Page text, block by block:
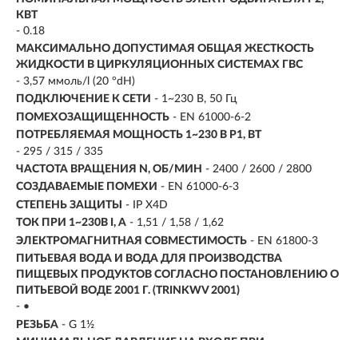
КВТ
- 0.18
МАКСИМАЛЬНО ДОПУСТИМАЯ ОБЩАЯ ЖЕСТКОСТЬ
ЖИДКОСТИ В ЦИРКУЛЯЦИОННЫХ СИСТЕМАХ ГВС
- 3,57 ммоль/l (20 °dH)
ПОДКЛЮЧЕНИЕ К СЕТИ - 1~230 В, 50 Гц
ПОМЕХОЗАЩИЩЕННОСТЬ - EN 61000-6-2
ПОТРЕБЛЯЕМАЯ МОЩНОСТЬ 1~230 В P1, ВТ
- 295 / 315 / 335
ЧАСТОТА ВРАЩЕНИЯ N, ОБ/МИН - 2400 / 2600 / 2800
СОЗДАВАЕМЫЕ ПОМЕХИ - EN 61000-6-3
СТЕПЕНЬ ЗАЩИТЫ
- IP X4D
ТОК ПРИ 1~230В I, А - 1,51 / 1,58 / 1,62
ЭЛЕКТРОМАГНИТНАЯ СОВМЕСТИМОСТЬ - EN 61800-3
ПИТЬЕВАЯ ВОДА И ВОДА ДЛЯ ПРОИЗВОДСТВА
ПИЩЕВЫХ ПРОДУКТОВ СОГЛАСНО ПОСТАНОВЛЕНИЮ О
ПИТЬЕВОЙ ВОДЕ 2001 Г. (TRINKWV 2001)
- •
РЕЗЬБА - G 1½